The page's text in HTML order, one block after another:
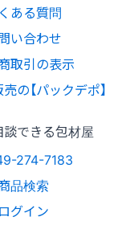
ある質問
い合わせ
取引の表示
の【パックデポ】
談できる包材屋
品検索
ログイン